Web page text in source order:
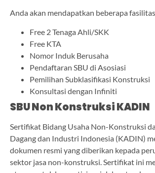
Anda akan mendapatkan beberapa
Free 2 Tenaga Ahli/SKK
Free KTA
Nomor Induk Berusaha
Pendaftaran SBU di Asosiasi
Pemilihan Subklasifikasi Konstruksi
Konsultasi dengan Infiniti
SBU Non Konstruksi KADIN
Sertifikat Bidang Usaha Non-Konstruksi
Dagang dan Industri Indonesia (KADIN)
dokumen resmi yang diberikan kepada
sektor jasa non-konstruksi. Sertifikat ini